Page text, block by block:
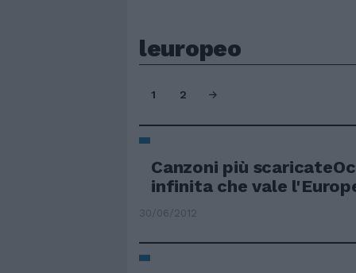
leuropeo
1 2
Canzoni più
infinita che vale
30/06/2012